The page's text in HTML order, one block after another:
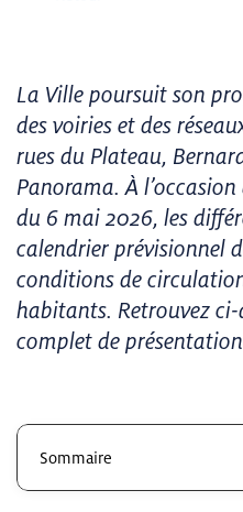
La Ville poursuit son
des voiries et des
rues du Plateau,
Panorama. À
du 6 mai 2026, les
calendrier prévisionnel
conditions de
habitants. Retrouvez
complet de
Sommaire